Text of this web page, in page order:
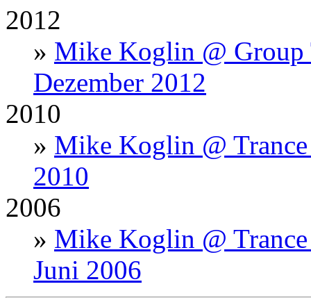
2012
» Mike Koglin @ Group
Dezember 2012
2010
» Mike Koglin @
2010
2006
» Mike Koglin @
Juni 2006